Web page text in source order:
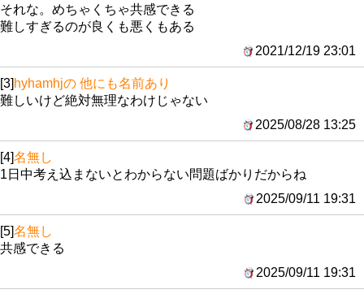
それな。めちゃくちゃ共感できる
難しすぎるのが良くも悪くもある
2021/12/19 23:01
[3] hyhamhjの 他にも名前あり
難しいけど絶対無理なわけじゃない
2025/08/28 13:25
[4]名無し
1日中考え込まないとわからない問題ばかりだからね
2025/09/11 19:31
[5]名無し
共感できる
2025/09/11 19:31